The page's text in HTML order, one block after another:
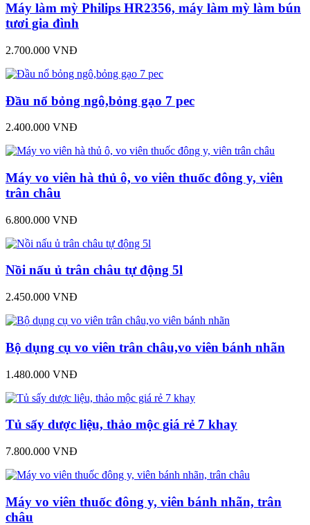
Máy làm mỳ Philips HR2356, máy làm mỳ làm bún
tươi gia đình
2.700.000 VNĐ
Đầu nổ bỏng ngô,bỏng gạo 7 pec
2.400.000 VNĐ
Máy vo viên hà thủ ô, vo viên thuốc đông y, viên
trân châu
6.800.000 VNĐ
Nồi nấu ủ trân châu tự động 5l
2.450.000 VNĐ
Bộ dụng cụ vo viên trân châu,vo viên bánh nhãn
1.480.000 VNĐ
Tủ sấy dược liệu, thảo mộc giá rẻ 7 khay
7.800.000 VNĐ
Máy vo viên thuốc đông y, viên bánh nhãn, trân
châu